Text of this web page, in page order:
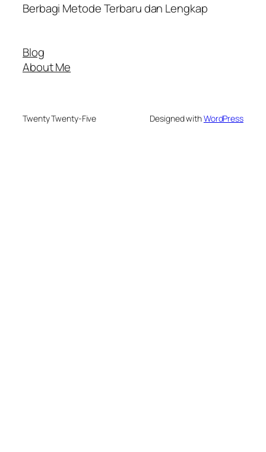
Berbagi Metode Terbaru dan Lengkap
Blog
About Me
Twenty Twenty-Five Designed withWordPress